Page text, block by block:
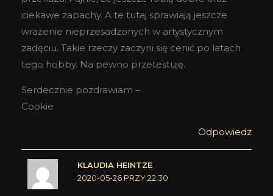
ciekawe zapachy. A te tutaj sprawiają jeszcze
wrażenie nieprzesadzonych w artystycznym
zadęciu. Takie rzeczy zaczyni się cenić po latach
tego hobby. Na pewno przetestuję.
Serdecznie pozdrawiam –
Cookie
Odpowiedz
KLAUDIA HEINTZE
2020-05-26 PRZY 22:30